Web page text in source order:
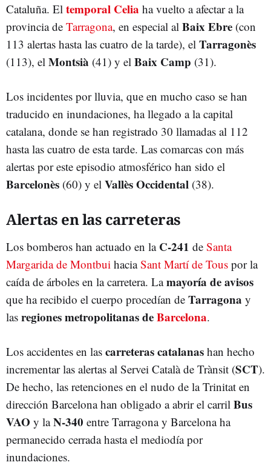
Cataluña. El temporal Celia ha vuelto a afectar a la
provincia de Tarragona, en especial al Baix Ebre (con
113 alertas hasta las cuatro de la tarde), el Tarragonès
(113), el Montsià (41) y el Baix Camp (31).
Los incidentes por lluvia, que en mucho caso se han
traducido en inundaciones, ha llegado a la capital
catalana, donde se han registrado 30 llamadas al 112
hasta las cuatro de esta tarde. Las comarcas con más
alertas por este episodio atmosférico han sido el
Barcelonès (60) y el Vallès Occidental (38).
Alertas en las carreteras
Los bomberos han actuado en la C-241 de Santa
Margarida de Montbui haciaSant Martí de Tous por la
caída de árboles en la carretera. Lamayoría de avisos
que ha recibido el cuerpo procedían de Tarragona y
las regiones metropolitanas deBarcelona.
Los accidentes en las carreteras catalanas han hecho
incrementar las alertas al Servei Català de Trànsit (SCT).
De hecho, las retenciones en el nudo de la Trinitat en
dirección Barcelona han obligado a abrir el carril Bus
VAO y laN-340 entre Tarragona y Barcelona ha
permanecido cerrada hasta el mediodía por
inundaciones.